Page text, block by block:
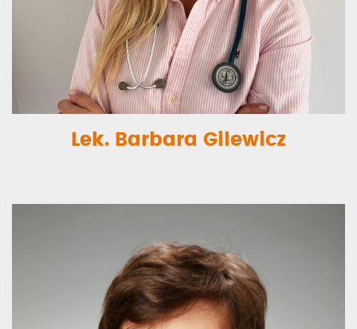
Lek. Barbara Gilewicz